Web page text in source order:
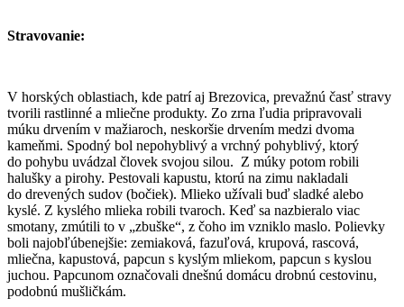
Stravovanie:
V horských oblastiach, kde patrí aj Brezovica, prevažnú časť stravy
tvorili rastlinné a mliečne produkty. Zo zrna ľudia pripravovali
múku drvením v mažiaroch, neskoršie drvením medzi dvoma
kameňmi. Spodný bol nepohyblivý a vrchný pohyblivý, ktorý
do pohybu uvádzal človek svojou silou. Z múky potom robili
halušky a pirohy. Pestovali kapustu, ktorú na zimu nakladali
do drevených sudov (bočiek). Mlieko užívali buď sladké alebo
kyslé. Z kyslého mlieka robili tvaroch. Keď sa nazbieralo viac
smotany, zmútili to v „zbuške“, z čoho im vzniklo maslo. Polievky
boli najobľúbenejšie: zemiaková, fazuľová, krupová, rascová,
mliečna, kapustová, papcun s kyslým mliekom, papcun s kyslou
juchou. Papcunom označovali dnešnú domácu drobnú cestovinu,
podobnú mušličkám.